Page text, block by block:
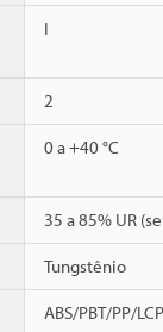
I
2
0 a +40 °C
35 a 85% UR
Tungstênio
ABS/PBT/PP/